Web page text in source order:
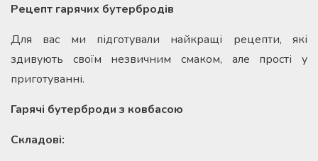
Рецепт гарячих бутербродів
Для вас ми підготували найкращі рецепти, які
здивують своїм незвичним смаком, але прості у
приготуванні.
Гарячі бутерброди з ковбасою
Складові: